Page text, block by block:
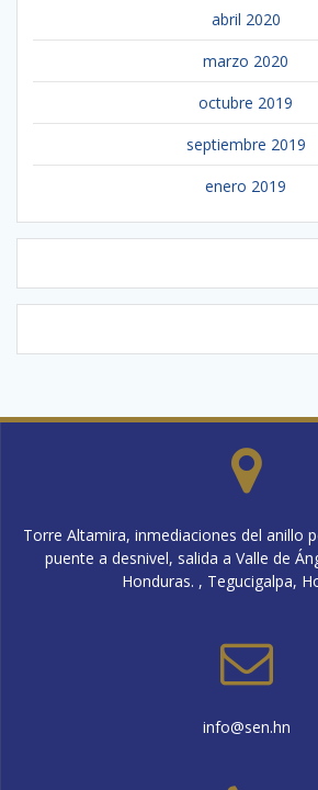
abril 2020
marzo 2020
octubre 2019
septiembre 2019
enero 2019
Torre Altamira, inmediaciones del anillo
puente a desnivel, salida a Valle de
Honduras. , Tegucigalpa,
info@sen.hn